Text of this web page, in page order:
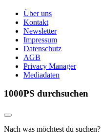
Über uns
Kontakt
Newsletter
Impressum
Datenschutz
AGB
Privacy Manager
Mediadaten
1000PS durchsuchen
Nach was möchtest du suchen?